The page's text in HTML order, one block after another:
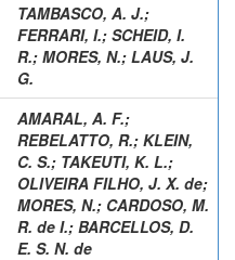
TAMBASCO, A. J.;
FERRARI, I.; SCHEID, I.
R.; MORES, N.; LAUS, J.
G.
AMARAL, A. F.;
REBELATTO, R.; KLEIN,
C. S.; TAKEUTI, K. L.;
OLIVEIRA FILHO, J. X. de;
MORES, N.; CARDOSO, M.
R. de I.; BARCELLOS, D.
E. S. N. de